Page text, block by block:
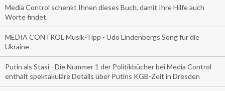
Media Control schenkt Ihnen dieses Buch, damit Ihre Hilfe auch
Worte findet.
MEDIA CONTROL Musik-Tipp - Udo Lindenbergs Song für die
Ukraine
Putin als Stasi - Die Nummer 1 der Politikbücher bei Media Control
enthält spektakuläre Details über Putins KGB-Zeit in Dresden